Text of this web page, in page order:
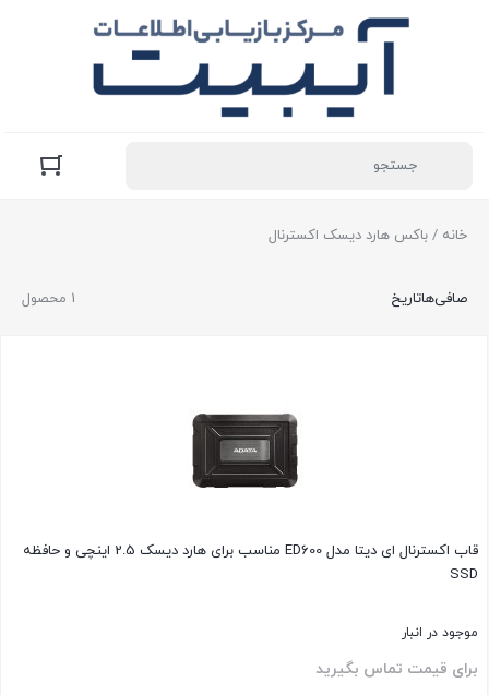
خانه / باکس هارد دیسک اکسترنال
1 محصول صافی‌هاتاریخ
قاب اکسترنال ای دیتا مدل ED600 مناسب برای هارد دیسک 2.5 اینچی و حافظه
SSD
موجود در انبار
برای قیمت تماس بگیرید